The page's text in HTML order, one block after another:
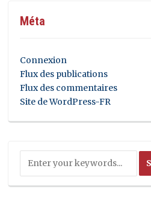
Méta
Connexion
Flux des publications
Flux des commentaires
Site de WordPress-FR